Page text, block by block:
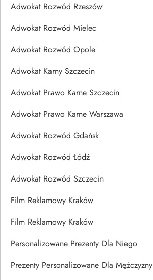
Adwokat Rozwód Rzeszów
Adwokat Rozwód Mielec
Adwokat Rozwód Opole
Adwokat Karny Szczecin
Adwokat Prawo Karne Szczecin
Adwokat Prawo Karne Warszawa
Adwokat Rozwód Gdańsk
Adwokat Rozwód Łódź
Adwokat Rozwód Szczecin
Film Reklamowy Kraków
Film Reklamowy Kraków
Personalizowane Prezenty Dla Niego
Prezenty Personalizowane Dla Mężczyzny